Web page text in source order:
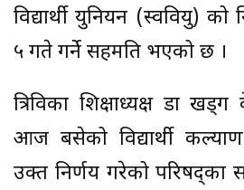
विद्यार्थी युनियन (स्ववियु)
५ गते गर्ने सहमति भएको छ ।
त्रिविका शिक्षाध्यक्ष डा
आज बसेको विद्यार्थी
उक्त निर्णय गरेको परिषद्का